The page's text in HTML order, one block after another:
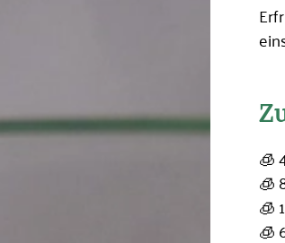
🧊
🧊
🧊
🧊